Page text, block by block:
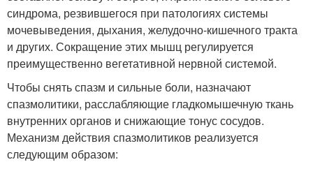
синдрома, резвившегося при патологиях системы
мочевыведения, дыхания, желудочно-кишечного тракта
и других. Сокращение этих мышц регулируется
преимущественно вегетативной нервной системой.
Чтобы снять спазм и сильные боли, назначают
спазмолитики, расслабляющие гладкомышечную ткань
внутренних органов и снижающие тонус сосудов.
Механизм действия спазмолитиков реализуется
следующим образом: